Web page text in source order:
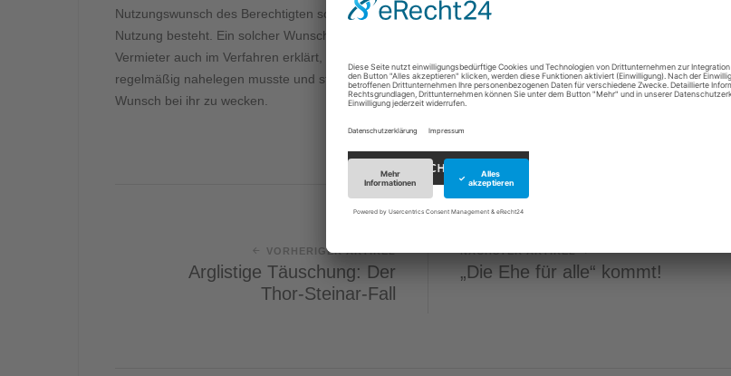
Nutzungswunsch des Berechtigten so verdichtet haben, dass ein konkretes Interesse an einer alsbaldigen
Nutzung besteht. Ein solcher Wunsch war jedoch bei der Mutter des Vermieters nicht erkennbar. So hat der
Vermieter auch im Verfahren erklärt, dass er seiner Mutter den Umzug in die streitgegenständliche Wohnung
regelmäßig nahelegen musste und stets – auch nach der Kündigung – bemüht war, einen entsprechenden
Wunsch bei ihr zu wecken.
VORHERIGER ARTIKEL
Arglistige Täuschung: Der
Thor-Steinar-Fall
NÄCHSTER ARTIKEL
„Die Ehe für alle“ kommt!